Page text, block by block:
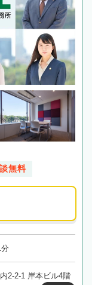
無料
2-2-1 岸本ビル4階